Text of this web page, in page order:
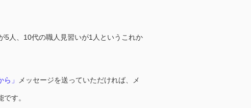
5人、10代の職人見習いが1人というこれか
ら」 メッセージを送っていただければ、メ
す。